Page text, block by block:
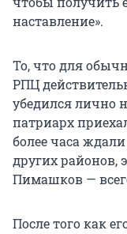
наставление».
То, что для
РПЦ
убедился лично
патриарх
более часа
других районов,
Пимашков —
После того как